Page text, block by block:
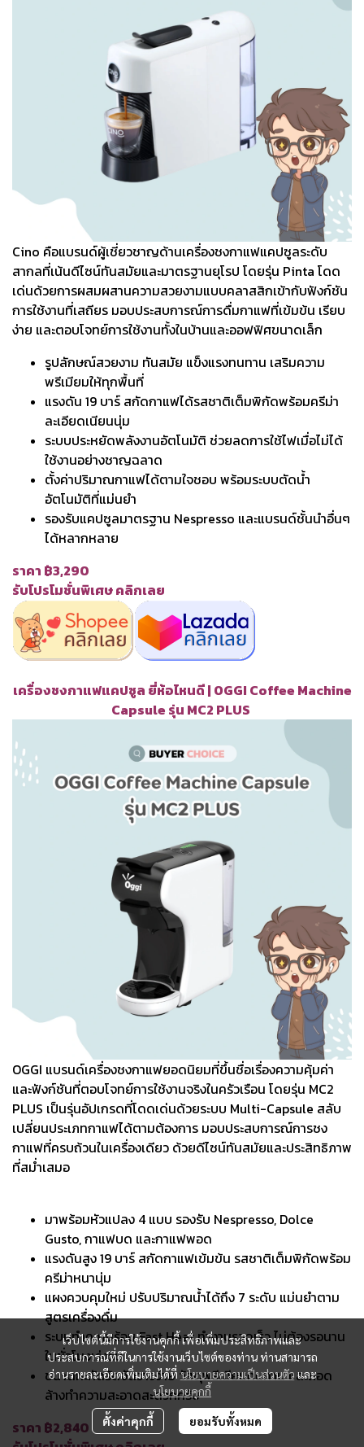
Cino คือแบรนด์ผู้เชี่ยวชาญด้านเครื่องชงกาแฟแคปซูลระดับ
สากลที่เน้นดีไซน์ทันสมัยและมาตรฐานยุโรป โดยรุ่น Pinta โดด
เด่นด้วยการผสมผสานความสวยงามแบบคลาสสิกเข้ากับฟังก์ชัน
การใช้งานที่เสถียร มอบประสบการณ์การดื่มกาแฟที่เข้มข้น เรียบ
ง่าย และตอบโจทย์การใช้งานทั้งในบ้านและออฟฟิศขนาดเล็ก
รูปลักษณ์สวยงาม ทันสมัย แข็งแรงทนทาน เสริมความ
พรีเมียมให้ทุกพื้นที่
แรงดัน 19 บาร์ สกัดกาแฟได้รสชาติเต็มพิกัดพร้อมครีม่า
ละเอียดเนียนนุ่ม
ระบบประหยัดพลังงานอัตโนมัติ ช่วยลดการใช้ไฟเมื่อไม่ได้
ใช้งานอย่างชาญฉลาด
ตั้งค่าปริมาณกาแฟได้ตามใจชอบ พร้อมระบบตัดน้ำ
อัตโนมัติที่แม่นยำ
รองรับแคปซูลมาตรฐาน Nespresso และแบรนด์ชั้นนำอื่นๆ
ได้หลากหลาย
ราคา ฿3,290
รับโปรโมชั่นพิเศษ คลิกเลย
เครื่องชงกาแฟแคปซูล ยี่ห้อไหนดี | OGGI Coffee Machine
Capsule รุ่น MC2 PLUS
OGGI แบรนด์เครื่องชงกาแฟยอดนิยมที่ขึ้นชื่อเรื่องความคุ้มค่า
และฟังก์ชันที่ตอบโจทย์การใช้งานจริงในครัวเรือน โดยรุ่น MC2
PLUS เป็นรุ่นอัปเกรดที่โดดเด่นด้วยระบบ Multi-Capsule สลับ
เปลี่ยนประเภทกาแฟได้ตามต้องการ มอบประสบการณ์การชง
กาแฟที่ครบถ้วนในเครื่องเดียว ด้วยดีไซน์ทันสมัยและประสิทธิภาพ
ที่สม่ำเสมอ
มาพร้อมหัวแปลง 4 แบบ รองรับ Nespresso, Dolce
Gusto, กาแฟบด และกาแฟพอด
แรงดันสูง 19 บาร์ สกัดกาแฟเข้มข้น รสชาติเต็มพิกัดพร้อม
ครีม่าหนานุ่ม
แผงควบคุมใหม่ ปรับปริมาณน้ำได้ถึง 7 ระดับ แม่นยำตาม
สูตรเครื่องดื่ม
ระบบทำความร้อน Fast Heat ทำงานรวดเร็ว ไม่ต้องรอนาน
ในชั่วโมงเร่งรีบ
ขนาดกะทัดรัดจัดวางง่าย วัสดุพรีเมียมทนทาน และถอด
ล้างทำความสะอาดสะดวกครับ
ราคา ฿2,840
เว็บไซต์นี้มีการใช้งานคุกกี้ เพื่อเพิ่มประสิทธิภาพและ
ประสบการณ์ที่ดีในการใช้งานเว็บไซต์ของท่าน ท่านสามารถ
อ่านรายละเอียดเพิ่มเติมได้ที่นโยบายความเป็นส่วนตัวและ
นโยบายคุกกี้
ตั้งค่าคุกกี้ ยอมรับทั้งหมด